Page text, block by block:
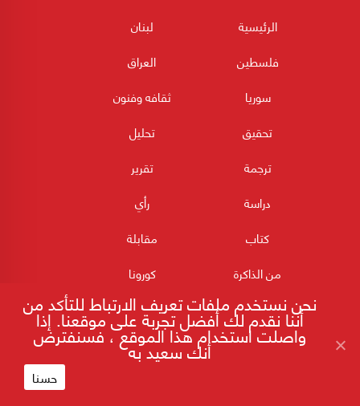
الرئيسية
لبنان
فلسطين
العراق
سوريا
ثقافه وفنون
تحقيق
تحليل
ترجمة
تقرير
دراسة
رأي
كتاب
مقابلة
من الذاكرة
كورونا
نحن نستخدم ملفات تعريف الارتباط للتأكد من
أننا نقدم لك أفضل تجربة على موقعنا. إذا
واصلت استخدام هذا الموقع ، فسنفترض
أنك سعيد به
حسنا